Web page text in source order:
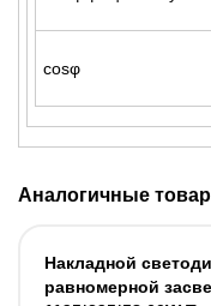
cosφ
Аналогичные
Накладной
равномерной